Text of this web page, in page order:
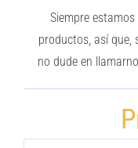
Siempre
productos, así que,
no dude en